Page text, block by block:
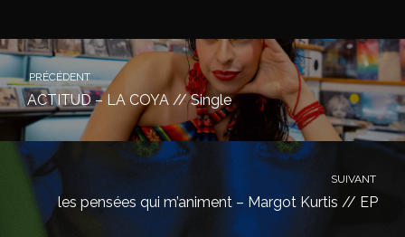
PRÉCÉDENT
ACTITUD – LA COYA // Single
SUIVANT
les pensées qui m’animent – Margot Kurtis // EP